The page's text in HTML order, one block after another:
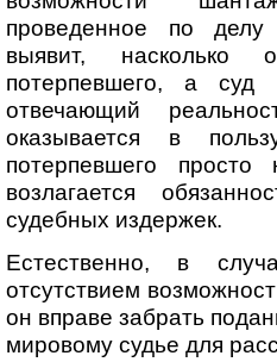
проведенное по делу
выявит, насколько
потерпевшего, а суд
отвечающий
оказывается в
потерпевшего
возлагается
судебных издержек.
Естественно, в
отсутствием
он вправе забрать
мировому судье для